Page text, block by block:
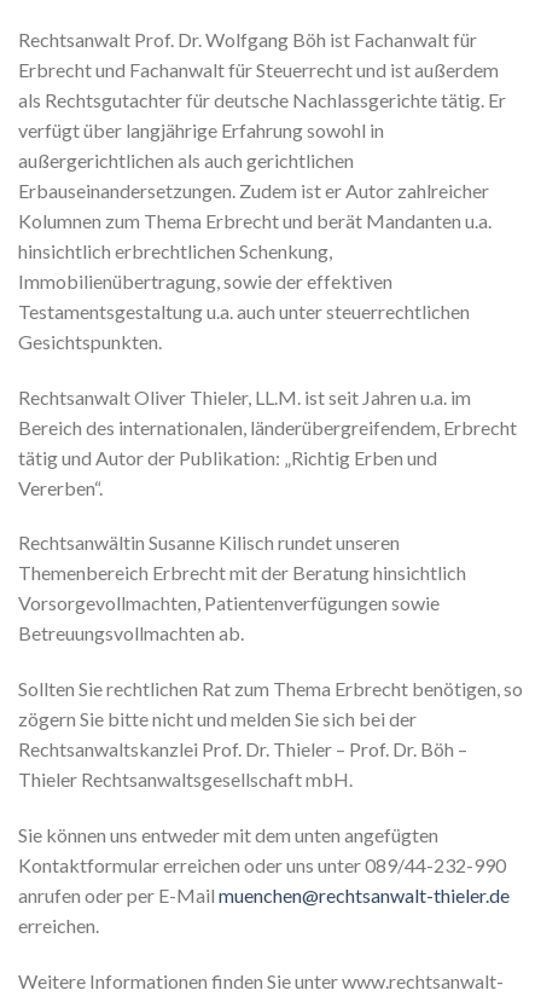
Rechtsanwalt Prof. Dr. Wolfgang Böh ist Fachanwalt für
Erbrecht und Fachanwalt für Steuerrecht und ist außerdem
als Rechtsgutachter für deutsche Nachlassgerichte tätig. Er
verfügt über langjährige Erfahrung sowohl in
außergerichtlichen als auch gerichtlichen
Erbauseinandersetzungen. Zudem ist er Autor zahlreicher
Kolumnen zum Thema Erbrecht und berät Mandanten u.a.
hinsichtlich erbrechtlichen Schenkung,
Immobilienübertragung, sowie der effektiven
Testamentsgestaltung u.a. auch unter steuerrechtlichen
Gesichtspunkten.
Rechtsanwalt Oliver Thieler, LL.M. ist seit Jahren u.a. im
Bereich des internationalen, länderübergreifendem, Erbrecht
tätig und Autor der Publikation: „Richtig Erben und
Vererben“.
Rechtsanwältin Susanne Kilisch rundet unseren
Themenbereich Erbrecht mit der Beratung hinsichtlich
Vorsorgevollmachten, Patientenverfügungen sowie
Betreuungsvollmachten ab.
Sollten Sie rechtlichen Rat zum Thema Erbrecht benötigen, so
zögern Sie bitte nicht und melden Sie sich bei der
Rechtsanwaltskanzlei Prof. Dr. Thieler – Prof. Dr. Böh –
Thieler Rechtsanwaltsgesellschaft mbH.
Sie können uns entweder mit dem unten angefügten
Kontaktformular erreichen oder uns unter 089/44-232-990
anrufen oder per E-Mail muenchen@rechtsanwalt-thieler.de
erreichen.
Weitere Informationen finden Sie unter www.rechtsanwalt-